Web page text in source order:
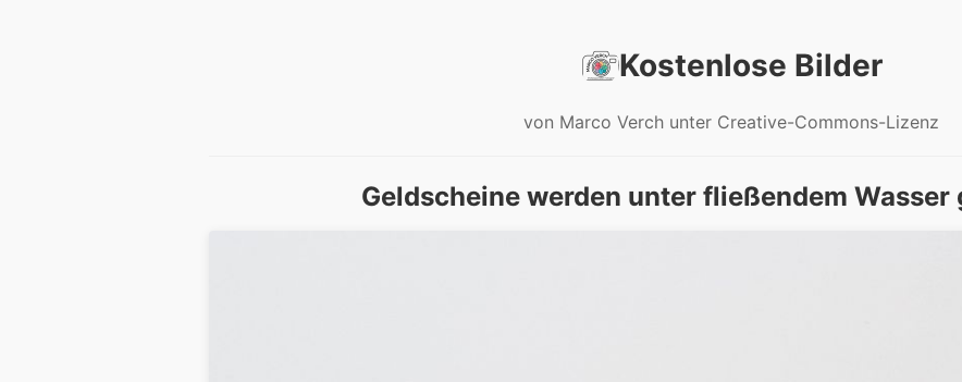
Kostenlose Bilder
von Marco Verch unter Creative-Commons-Lizenz
Geldscheine werden unter fließendem Wasser